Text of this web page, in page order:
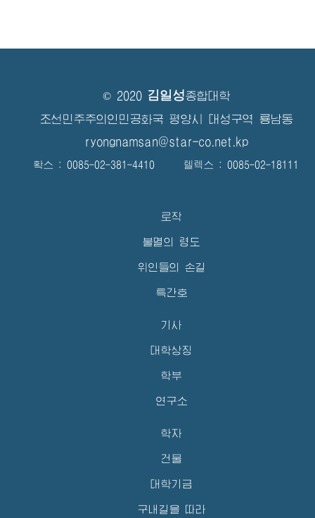
© 2020 김일성종합대학
조선민주주의인민공화국 평양시 대성구역 룡남동
ryongnamsan@star-co.net.kp
확스 : 0085-02-381-4410 텔렉스 : 0085-02-18111
로작
불멸의 령도
위인들의 손길
특간호
기사
대학상징
학부
연구소
학자
건물
대학기금
구내길을 따라